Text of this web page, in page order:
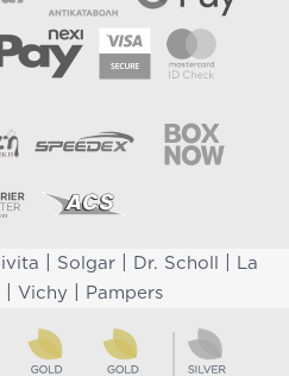
Solgar| Dr. Scholl
La
Vichy Pampers